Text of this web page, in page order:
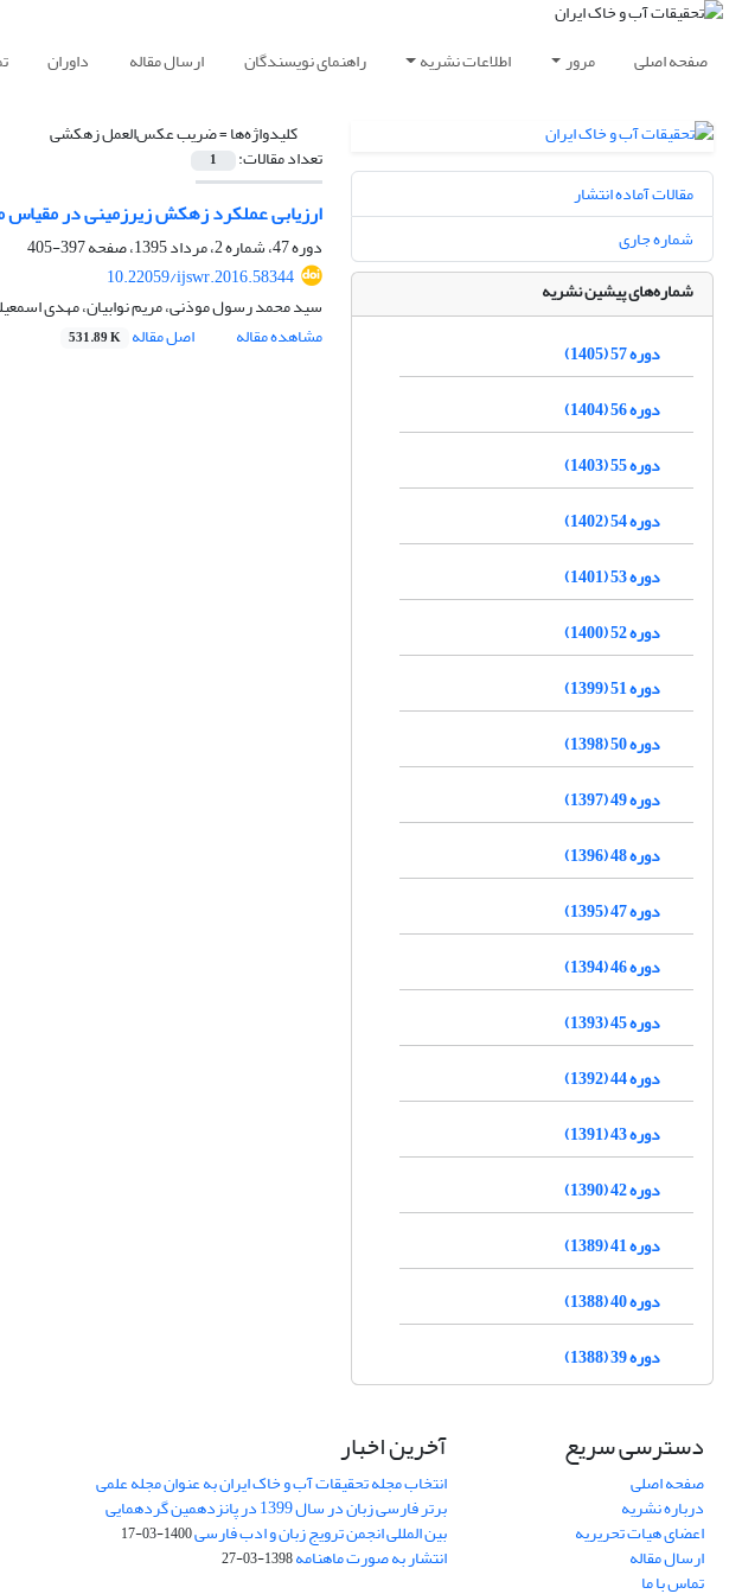
صفحه اصلی مرور اطلاعات نشریه راهنمای نویسندگان ارسال مقاله داوران
کلیدواژه‌ها =ضریب عکس‌العمل زهکشی
تعداد مقالات: 1
ارزیابی عملکرد زهکش زیرزمینی در مقیاس
دوره 47، شماره 2، مرداد 1395، صفحه
397-405
10.22059/ijswr.2016.58344
سید محمد رسول موذنی، مریم نوابیان، مهدی
مشاهده مقاله
اصل مقاله 531.89 K
مقالات آماده انتشار
شماره جاری
شماره‌های پیشین نشریه
دوره 57 (1405)
دوره 56 (1404)
دوره 55 (1403)
دوره 54 (1402)
دوره 53 (1401)
دوره 52 (1400)
دوره 51 (1399)
دوره 50 (1398)
دوره 49 (1397)
دوره 48 (1396)
دوره 47 (1395)
دوره 46 (1394)
دوره 45 (1393)
دوره 44 (1392)
دوره 43 (1391)
دوره 42 (1390)
دوره 41 (1389)
دوره 40 (1388)
دوره 39 (1388)
دسترسی سریع
صفحه اصلی
درباره نشریه
اعضای هیات تحریریه
ارسال مقاله
تماس با ما
آخرین اخبار
انتخاب مجله تحقیقات آب و خاک ایران به عنوان مجله علمی
برتر فارسی زبان در سال 1399 در پانزدهمین گردهمایی
بین المللی انجمن ترویج زبان و ادب فارسی1400-03-17
انتشار به صورت ماهنامه1398-03-27